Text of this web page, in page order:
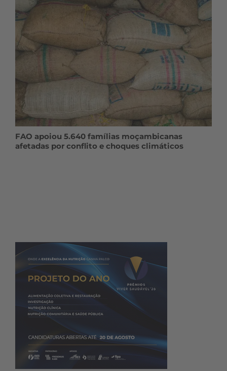
FAO apoiou 5.640 famílias moçambicanas
afetadas por conflito e choques climáticos